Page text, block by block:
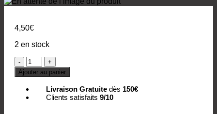
4,50€
2 en stock
quantité
de
LETTRE
BOIS
W
Ajouter au panier
Livraison Gratuitedès 150€
Clients satisfaits 9/10